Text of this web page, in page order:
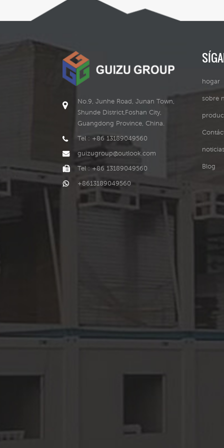
No.9, Junhe Road, Junan Town,
Shunde District,Foshan City,
Guangdong Province, China.
Tel : +86 13189049560
guizugroup@outlook.com
Tel : +86 13189049560
+8613189049560
hogar
sobre
noticias
Blog